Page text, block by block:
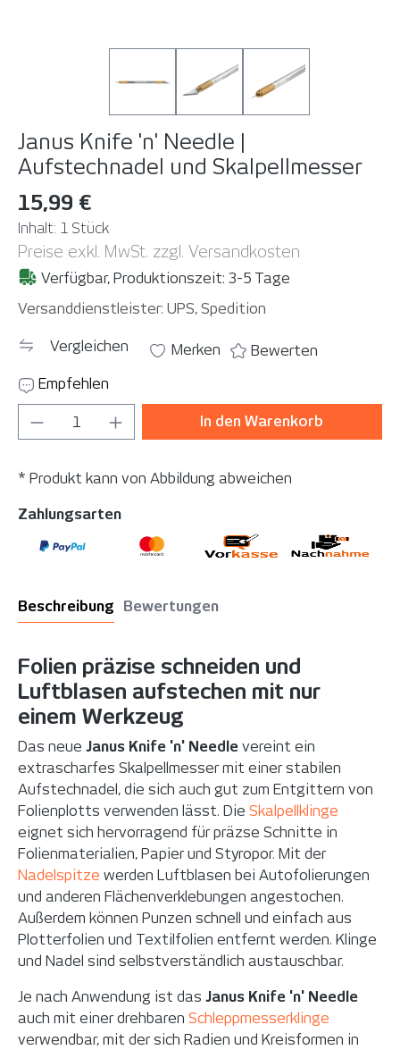
Janus Knife 'n' Needle |
Aufstechnadel und Skalpellmesser
15,99 €
Inhalt: 1 Stück
Preise exkl. MwSt. zzgl. Versandkosten
Verfügbar, Produktionszeit: 3-5 Tage
Versanddienstleister: UPS, Spedition
Vergleichen Merken
Bewerten
Empfehlen
Produkt Anzahl: Gib den gewünschten
In den Warenkorb
* Produkt kann von Abbildung abweichen
Zahlungsarten
Beschreibung Bewertungen
Folien präzise schneiden und
Luftblasen aufstechen mit nur
einem Werkzeug
Das neue Janus Knife 'n' Needle vereint ein
extrascharfes Skalpellmesser mit einer stabilen
Aufstechnadel, die sich auch gut zum Entgittern von
Folienplotts verwenden lässt. Die Skalpellklinge
eignet sich hervorragend für präzse Schnitte in
Folienmaterialien, Papier und Styropor. Mit der
Nadelspitze werden Luftblasen bei Autofolierungen
und anderen Flächenverklebungen angestochen.
Außerdem können Punzen schnell und einfach aus
Plotterfolien und Textilfolien entfernt werden. Klinge
und Nadel sind selbstverständlich austauschbar.
Je nach Anwendung ist das Janus Knife 'n' Needle
auch mit einer drehbaren Schleppmesserklinge
verwendbar, mit der sich Radien und Kreisformen in